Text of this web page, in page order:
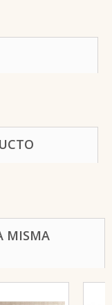
MISMA